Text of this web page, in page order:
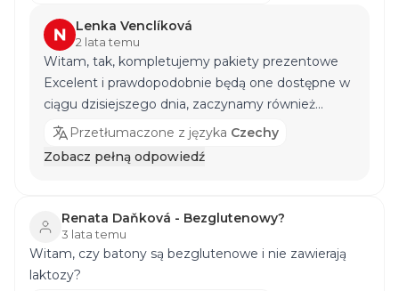
Lenka Venclíková
2 lata temu
Witam, tak, kompletujemy pakiety prezentowe
Excelent i prawdopodobnie będą one dostępne w
ciągu dzisiejszego dnia, zaczynamy również
sprzedawać piękny kalendarz adwentowy i
listopada.
Przetłumaczone z języka Czechy
Zobacz pełną odpowiedź
Renata Daňková - Bezglutenowy?
3 lata temu
Witam, czy batony są bezglutenowe i nie zawierają
laktozy?